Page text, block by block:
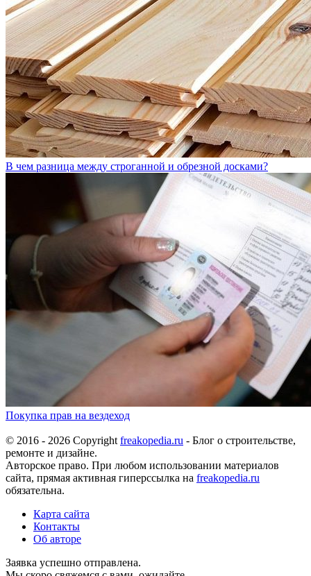
В чем разница между строганной и обрезной досками?
Покупка прав на вездеход
© 2016 - 2026 Copyright freakopedia.ru - Блог о строительстве,
ремонте и дизайне.
Авторское право. При любом использовании материалов
сайта, прямая активная гиперссылка на freakopedia.ru
обязательна.
Карта сайта
Контакты
Об авторе
Заявка успешно отправлена.